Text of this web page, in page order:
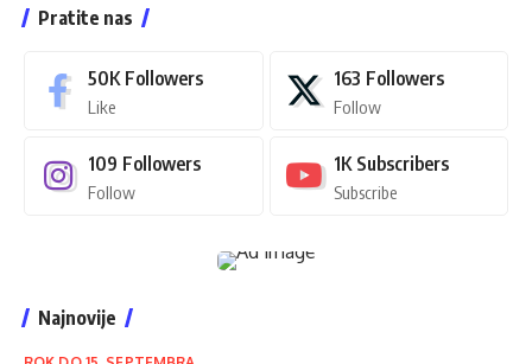
Pratite nas
50K Followers
Like
163 Followers
Follow
109 Followers
Follow
1K Subscribers
Subscribe
Najnovije